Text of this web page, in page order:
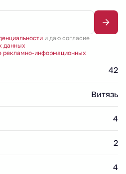
и даю согласие
данных
рекламно-информационных
42
Витязь
4
2
4